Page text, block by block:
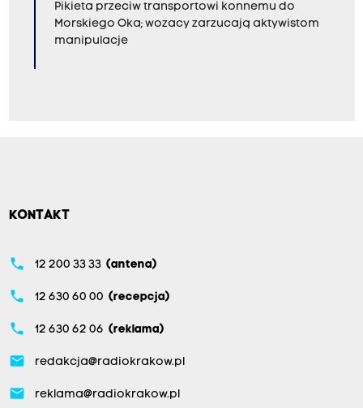
Pikieta przeciw transportowi konnemu do
Morskiego Oka; wozacy zarzucają aktywistom
manipulacje
KONTAKT
phone 12 200 33 33 (antena)
phone 12 630 60 00 (recepcja)
phone 12 630 62 06 (reklama)
email redakcja@radiokrakow.pl
email reklama@radiokrakow.pl